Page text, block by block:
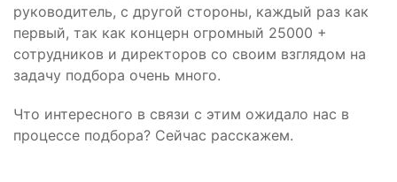
руководитель, с другой стороны, каждый раз как
первый, так как концерн огромный 25000 +
сотрудников и директоров со своим взглядом на
задачу подбора очень много.
Что интересного в связи с этим ожидало нас в
процессе подбора? Сейчас расскажем.